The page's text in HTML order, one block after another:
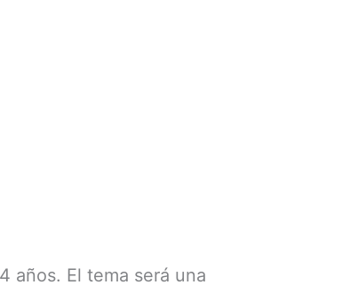
años. El tema será una